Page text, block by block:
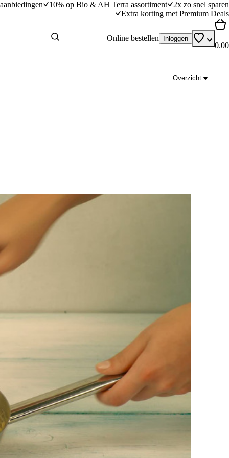
10% op Bio & AH Terra assortiment
2x zo snel sparen
Extra korting met Premium Deals
Online bestellen Inloggen
0.00
Overzicht